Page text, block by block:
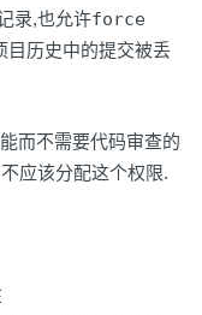
录,也允许force
目历史中的提交被丢
而不需要代码审查的
应该分配这个权限.